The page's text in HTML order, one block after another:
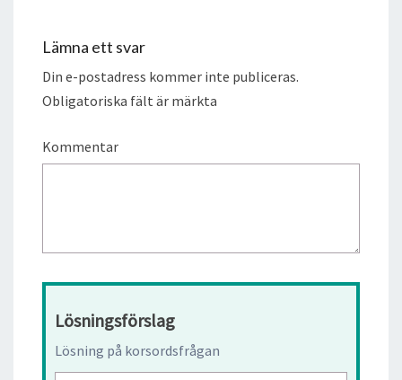
Lämna ett svar
Din e-postadress kommer inte publiceras.
Obligatoriska fält är märkta
Kommentar
Lösningsförslag
Lösning på korsordsfrågan